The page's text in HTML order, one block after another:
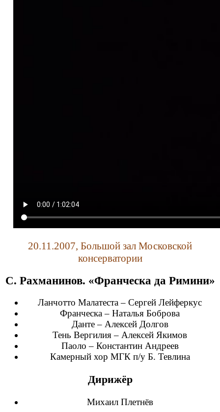
20.11.2007, Большой зал Московской
консерватории
С. Рахманинов. «Франческа да Римини»
Ланчотто Малатеста – Сергей Лейферкус
Франческа – Наталья Боброва
Данте – Алексей Долгов
Тень Вергилия – Алексей Якимов
Паоло – Константин Андреев
Камерный хор МГК п/у Б. Тевлина
Дирижёр
Михаил Плетнёв